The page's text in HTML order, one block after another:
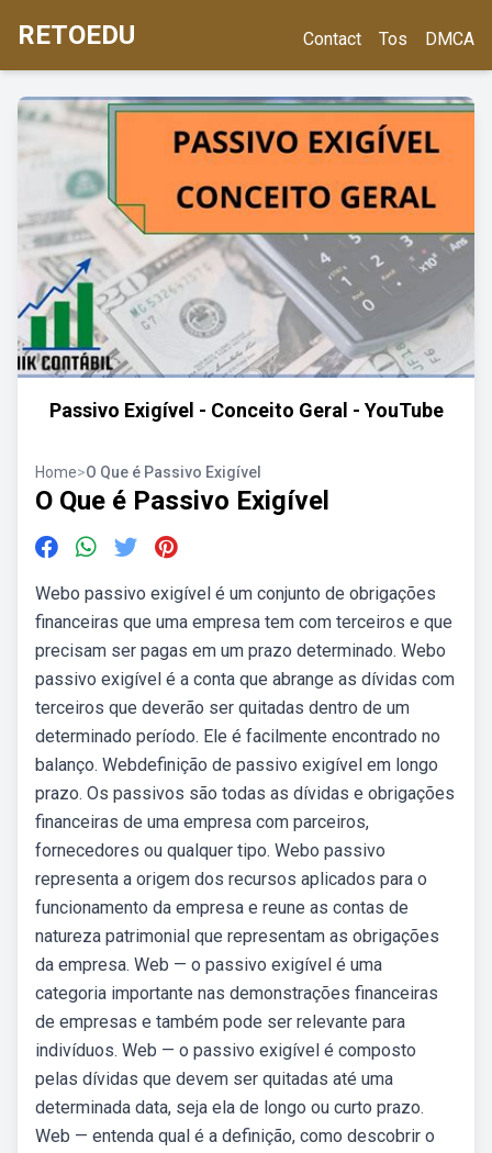
RETOEDU Contact Tos DMCA
Passivo Exigível - Conceito Geral - YouTube
Home>O Que é Passivo Exigível
O Que é Passivo Exigível
Webo passivo exigível é um conjunto de obrigações
financeiras que uma empresa tem com terceiros e que
precisam ser pagas em um prazo determinado. Webo
passivo exigível é a conta que abrange as dívidas com
terceiros que deverão ser quitadas dentro de um
determinado período. Ele é facilmente encontrado no
balanço. Webdefinição de passivo exigível em longo
prazo. Os passivos são todas as dívidas e obrigações
financeiras de uma empresa com parceiros,
fornecedores ou qualquer tipo. Webo passivo
representa a origem dos recursos aplicados para o
funcionamento da empresa e reune as contas de
natureza patrimonial que representam as obrigações
da empresa. Web — o passivo exigível é uma
categoria importante nas demonstrações financeiras
de empresas e também pode ser relevante para
indivíduos. Web — o passivo exigível é composto
pelas dívidas que devem ser quitadas até uma
determinada data, seja ela de longo ou curto prazo.
Web — entenda qual é a definição, como descobrir o